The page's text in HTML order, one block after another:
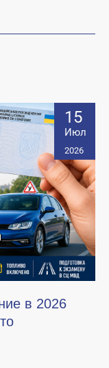
15
Июл
2026
в 2026